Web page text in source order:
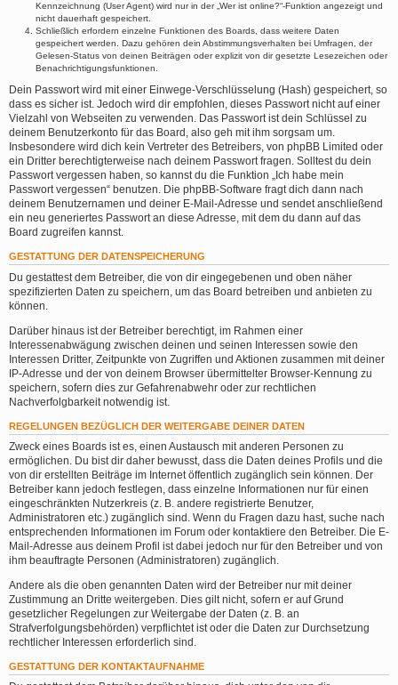
Kennzeichnung (User Agent) wird nur in der „Wer ist online?“-Funktion angezeigt und
nicht dauerhaft gespeichert.
Schließlich erfordern einzelne Funktionen des Boards, dass weitere Daten
gespeichert werden. Dazu gehören dein Abstimmungsverhalten bei Umfragen, der
Gelesen-Status von deinen Beiträgen oder explizit von dir gesetzte Lesezeichen oder
Benachrichtigungsfunktionen.
Dein Passwort wird mit einer Einwege-Verschlüsselung (Hash) gespeichert, so
dass es sicher ist. Jedoch wird dir empfohlen, dieses Passwort nicht auf einer
Vielzahl von Webseiten zu verwenden. Das Passwort ist dein Schlüssel zu
deinem Benutzerkonto für das Board, also geh mit ihm sorgsam um.
Insbesondere wird dich kein Vertreter des Betreibers, von phpBB Limited oder
ein Dritter berechtigterweise nach deinem Passwort fragen. Solltest du dein
Passwort vergessen haben, so kannst du die Funktion „Ich habe mein
Passwort vergessen“ benutzen. Die phpBB-Software fragt dich dann nach
deinem Benutzernamen und deiner E-Mail-Adresse und sendet anschließend
ein neu generiertes Passwort an diese Adresse, mit dem du dann auf das
Board zugreifen kannst.
GESTATTUNG DER DATENSPEICHERUNG
Du gestattest dem Betreiber, die von dir eingegebenen und oben näher
spezifizierten Daten zu speichern, um das Board betreiben und anbieten zu
können.
Darüber hinaus ist der Betreiber berechtigt, im Rahmen einer
Interessenabwägung zwischen deinen und seinen Interessen sowie den
Interessen Dritter, Zeitpunkte von Zugriffen und Aktionen zusammen mit deiner
IP-Adresse und der von deinem Browser übermittelter Browser-Kennung zu
speichern, sofern dies zur Gefahrenabwehr oder zur rechtlichen
Nachverfolgbarkeit notwendig ist.
REGELUNGEN BEZÜGLICH DER WEITERGABE DEINER DATEN
Zweck eines Boards ist es, einen Austausch mit anderen Personen zu
ermöglichen. Du bist dir daher bewusst, dass die Daten deines Profils und die
von dir erstellten Beiträge im Internet öffentlich zugänglich sein können. Der
Betreiber kann jedoch festlegen, dass einzelne Informationen nur für einen
eingeschränkten Nutzerkreis (z. B. andere registrierte Benutzer,
Administratoren etc.) zugänglich sind. Wenn du Fragen dazu hast, suche nach
entsprechenden Informationen im Forum oder kontaktiere den Betreiber. Die E-
Mail-Adresse aus deinem Profil ist dabei jedoch nur für den Betreiber und von
ihm beauftragte Personen (Administratoren) zugänglich.
Andere als die oben genannten Daten wird der Betreiber nur mit deiner
Zustimmung an Dritte weitergeben. Dies gilt nicht, sofern er auf Grund
gesetzlicher Regelungen zur Weitergabe der Daten (z. B. an
Strafverfolgungsbehörden) verpflichtet ist oder die Daten zur Durchsetzung
rechtlicher Interessen erforderlich sind.
GESTATTUNG DER KONTAKTAUFNAHME